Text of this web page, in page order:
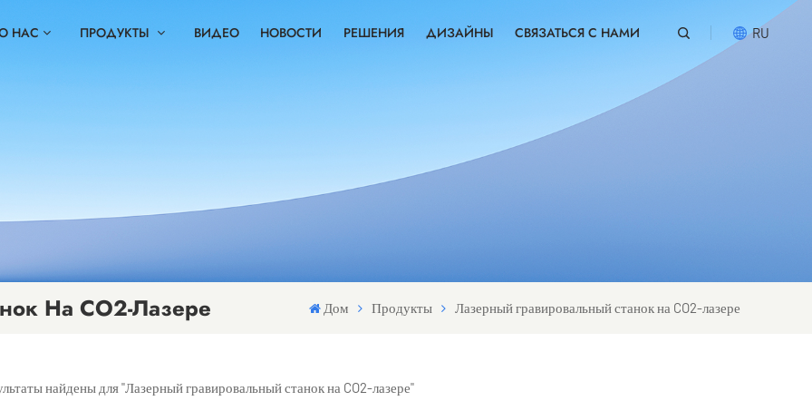
НАС ПРОДУКТЫ ВИДЕО НОВОСТИ РЕШЕНИЯ ДИЗАЙНЫ СВЯЗАТЬСЯ С НАМИ RU
العربية
На CO2-Лазере Дом Продукты Лазерный гравировальный станок на CO2-лазере
найдены для "Лазерный гравировальный станок на CO2-лазере"